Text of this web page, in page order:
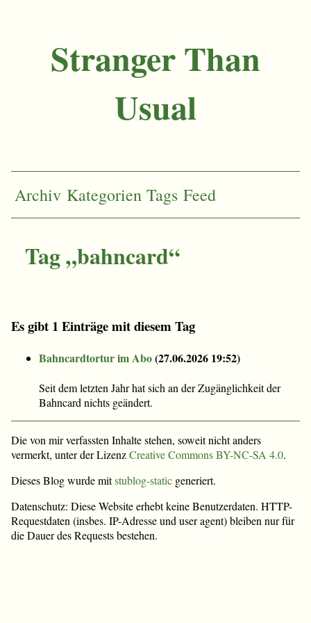
Stranger Than
Usual
Archiv Kategorien Tags Feed
Tag „bahncard“
Es gibt 1 Einträge mit diesem Tag
Bahncardtortur im Abo(27.06.2026 19:52)
Seit dem letzten Jahr hat sich an der Zugänglichkeit der
Bahncard nichts geändert.
Die von mir verfassten Inhalte stehen, soweit nicht anders
vermerkt, unter der LizenzCreative Commons BY-NC-SA 4.0.
Dieses Blog wurde mitstublog-static generiert.
Datenschutz: Diese Website erhebt keine Benutzerdaten. HTTP-
Requestdaten (insbes. IP-Adresse und user agent) bleiben nur für
die Dauer des Requests bestehen.